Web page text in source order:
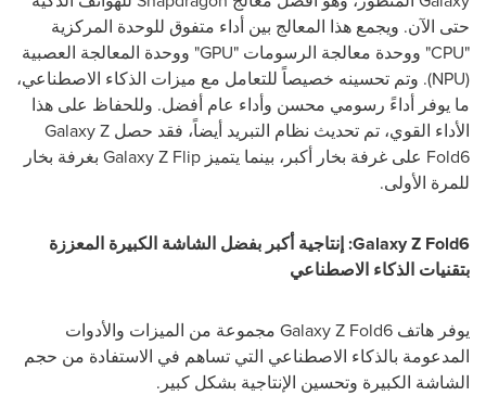
حتى الآن. ويجمع هذا المعالج بين أداء متفوق للوحدة المركزية
"
CPU" ووحدة معالجة الرسومات "GPU" ووحدة المعالجة العصبية
(
NPU). وتم تحسينه خصيصاً للتعامل مع ميزات الذكاء الاصطناعي،
ما يوفر أداءً رسومي محسن وأداء عام أفضل. وللحفاظ على هذا
الأداء القوي، تم تحديث نظام التبريد أيضاً، فقد حصل Galaxy Z
Fold6 على غرفة بخار أكبر، بينما يتميز Galaxy Z Flip بغرفة بخار
للمرة الأولى.
Galaxy Z Fold6: إنتاجية أكبر بفضل الشاشة الكبيرة المعززة
بتقنيات الذكاء الاصطناعي
يوفر هاتف Galaxy Z Fold6 مجموعة من الميزات والأدوات
المدعومة بالذكاء الاصطناعي التي تساهم في الاستفادة من حجم
الشاشة الكبيرة وتحسين الإنتاجية بشكل كبير.